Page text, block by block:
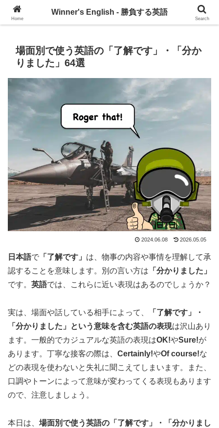
グローバル・コミュニケーションを習慣づけるブログ
場面別で使う英語の「了解です」・「分か
りました」64選
2024.06.08 2026.05.05
日本語で 「了解です」 は、物事の内容や事情を理解して承
認することを意味します。別の言い方は 「分かりました」
です。 英語では、これらに近い表現はあるのでしょうか？
実は、場面や話している相手によって、
「了解です」・
「分かりました」という意味を含む英語の表現は沢山あり
ます。一般的でカジュアルな英語の表現はOK!やSure!が
あります。丁寧な接客の際は、 Certainly!やOf course!な
どの表現を使わないと失礼に聞こえてしまいます。また、
口調やトーンによって意味が変わってくる表現もあります
ので、注意しましょう。
本日は、 場面別で使う英語の「了解です」・「分かりまし
Home
Winner's English - 勝負する英語
Search